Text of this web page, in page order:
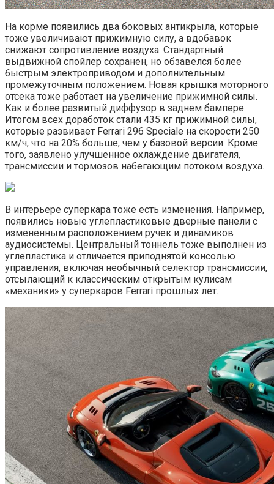
На корме появились два боковых антикрыла, которые
тоже увеличивают прижимную силу, а вдобавок
снижают сопротивление воздуха. Стандартный
выдвижной спойлер сохранен, но обзавелся более
быстрым электроприводом и дополнительным
промежуточным положением. Новая крышка моторного
отсека тоже работает на увеличение прижимной силы.
Как и более развитый диффузор в заднем бампере.
Итогом всех доработок стали 435 кг прижимной силы,
которые развивает Ferrari 296 Speciale на скорости 250
км/ч, что на 20% больше, чем у базовой версии. Кроме
того, заявлено улучшенное охлаждение двигателя,
трансмиссии и тормозов набегающим потоком воздуха.
В интерьере суперкара тоже есть изменения. Например,
появились новые углепластиковые дверные панели с
измененным расположением ручек и динамиков
аудиосистемы. Центральный тоннель тоже выполнен из
углепластика и отличается приподнятой консолью
управления, включая необычный селектор трансмиссии,
отсылающий к классическим открытым кулисам
«механики» у суперкаров Ferrari прошлых лет.